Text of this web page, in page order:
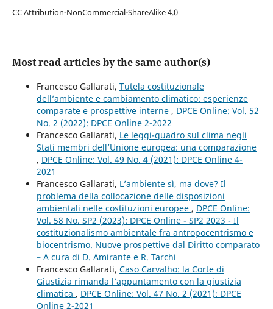
CC Attribution-NonCommercial-ShareAlike 4.0
Most read articles by the same author(s)
Francesco Gallarati, Tutela costituzionale
dell’ambiente e cambiamento climatico: esperienze
comparate e prospettive interne , DPCE Online: Vol. 52
No. 2 (2022): DPCE Online 2-2022
Francesco Gallarati, Le leggi-quadro sul clima negli
Stati membri dell’Unione europea: una comparazione
, DPCE Online: Vol. 49 No. 4 (2021): DPCE Online 4-
2021
Francesco Gallarati, L’ambiente sì, ma dove? Il
problema della collocazione delle disposizioni
ambientali nelle costituzioni europee , DPCE Online:
Vol. 58 No. SP2 (2023): DPCE Online - SP2 2023 - Il
costituzionalismo ambientale fra antropocentrismo e
biocentrismo. Nuove prospettive dal Diritto comparato
– A cura di D. Amirante e R. Tarchi
Francesco Gallarati, Caso Carvalho: la Corte di
Giustizia rimanda l’appuntamento con la giustizia
climatica , DPCE Online: Vol. 47 No. 2 (2021): DPCE
Online 2-2021